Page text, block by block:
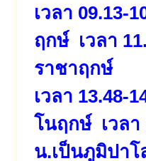
เวลา 09.13-
ฤกษ์ เวลา
ราชาฤกษ์
เวลา 13.48-
โนฤกษ์ เวลา
น.เป็นภูมิปาโ